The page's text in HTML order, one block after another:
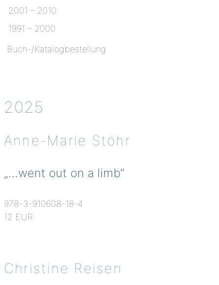
2001 – 2010
1991 – 2000
Buch-/Katalogbestellung
2025
Anne-Marie Stöhr
„…went out on a limb“
978-3-910608-18-4
12 EUR
Christine Reisen